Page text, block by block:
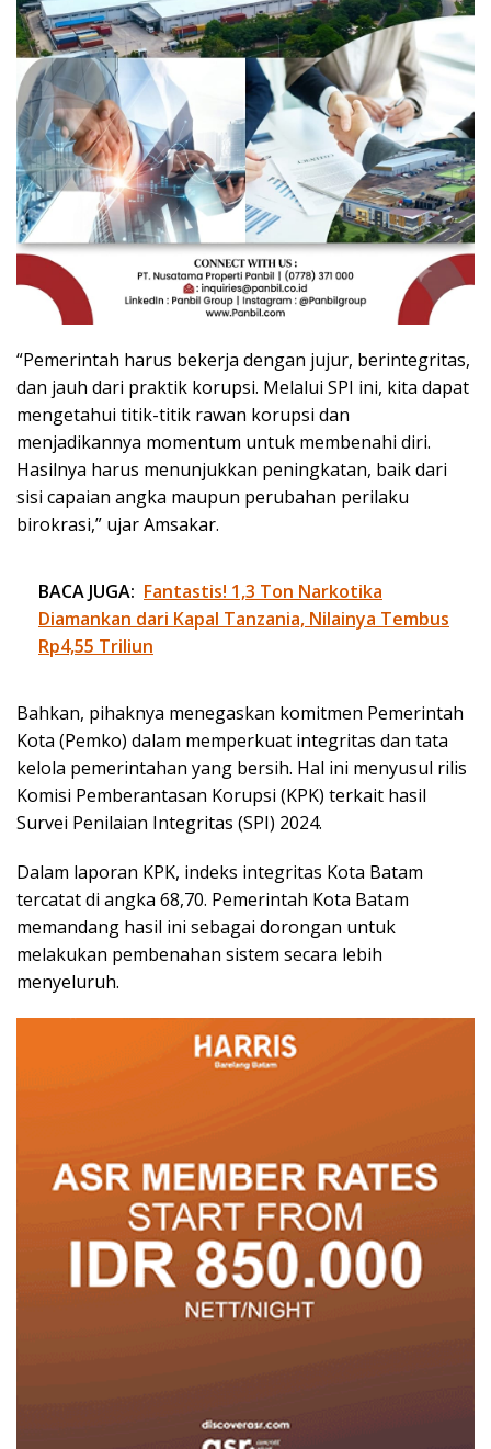
“Pemerintah harus bekerja dengan jujur, berintegritas,
dan jauh dari praktik korupsi. Melalui SPI ini, kita dapat
mengetahui titik-titik rawan korupsi dan
menjadikannya momentum untuk membenahi diri.
Hasilnya harus menunjukkan peningkatan, baik dari
sisi capaian angka maupun perubahan perilaku
birokrasi,” ujar Amsakar.
BACA JUGA: Fantastis! 1,3 Ton Narkotika
Diamankan dari Kapal Tanzania, Nilainya Tembus
Rp4,55 Triliun
Bahkan, pihaknya menegaskan komitmen Pemerintah
Kota (Pemko) dalam memperkuat integritas dan tata
kelola pemerintahan yang bersih. Hal ini menyusul rilis
Komisi Pemberantasan Korupsi (KPK) terkait hasil
Survei Penilaian Integritas (SPI) 2024.
Dalam laporan KPK, indeks integritas Kota Batam
tercatat di angka 68,70. Pemerintah Kota Batam
memandang hasil ini sebagai dorongan untuk
melakukan pembenahan sistem secara lebih
menyeluruh.